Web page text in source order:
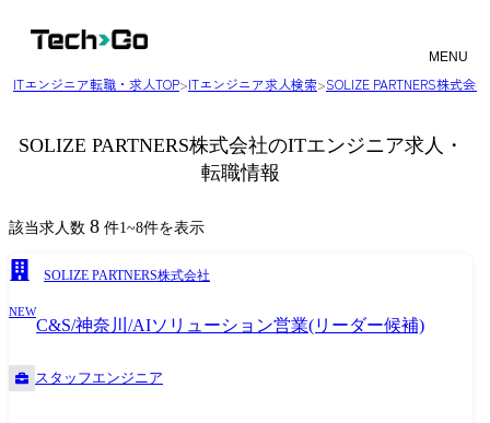
MENU
ITエンジニア転職・求人TOP>ITエンジニア求人検索>SOLIZE PARTNERS株式会
SOLIZE PARTNERS株式会社のITエンジニア求人・
転職情報
該当求人数 8 件1~8件を表示
SOLIZE PARTNERS株式会社
NEW
C&S/神奈川/AIソリューション営業(リーダー候補)
スタッフエンジニア